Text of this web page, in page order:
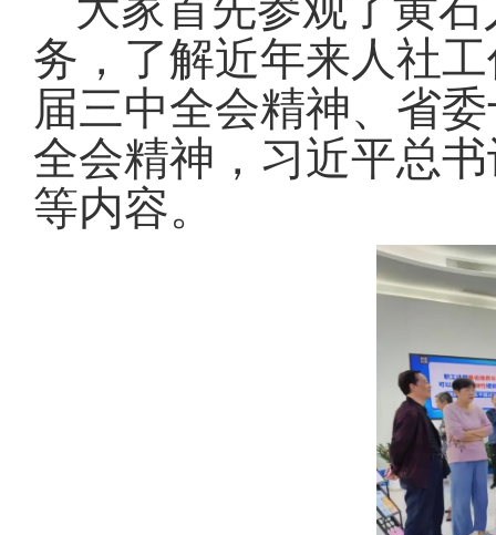
务，了解近年来人社
届三中全会精神、省
全会精神，习近平总
等内容。